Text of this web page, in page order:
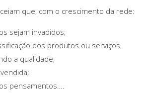
que, com o crescimento da rede:
sejam invadidos;
dos produtos ou serviços,
a qualidade;
pensamentos….